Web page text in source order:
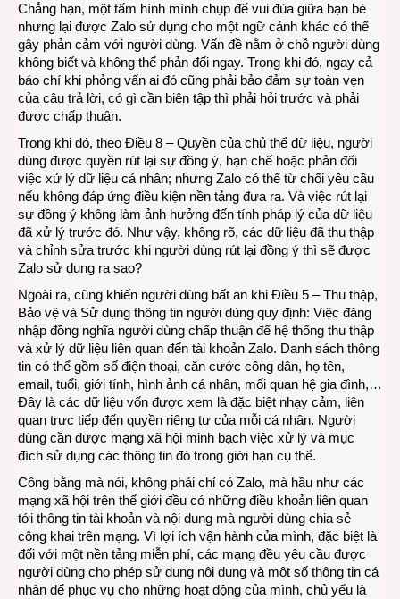
Chẳng hạn, một tấm hình mình chụp để vui đùa giữa bạn bè
nhưng lại được Zalo sử dụng cho một ngữ cảnh khác có thể
gây phản cảm với người dùng. Vấn đề nằm ở chỗ người dùng
không biết và không thể phản đối ngay. Trong khi đó, ngay cả
báo chí khi phỏng vấn ai đó cũng phải bảo đảm sự toàn vẹn
của câu trả lời, có gì cần biên tập thì phải hỏi trước và phải
được chấp thuận.
Trong khi đó, theo Điều 8 – Quyền của chủ thể dữ liệu, người
dùng được quyền rút lại sự đồng ý, hạn chế hoặc phản đối
việc xử lý dữ liệu cá nhân; nhưng Zalo có thể từ chối yêu cầu
nếu không đáp ứng điều kiện nền tảng đưa ra. Và việc rút lại
sự đồng ý không làm ảnh hưởng đến tính pháp lý của dữ liệu
đã xử lý trước đó. Như vậy, không rõ, các dữ liệu đã thu thập
và chỉnh sửa trước khi người dùng rút lại đồng ý thì sẽ được
Zalo sử dụng ra sao?
Ngoài ra, cũng khiến người dùng bất an khi Điều 5 – Thu thập,
Bảo vệ và Sử dụng thông tin người dùng quy định: Việc đăng
nhập đồng nghĩa người dùng chấp thuận để hệ thống thu thập
và xử lý dữ liệu liên quan đến tài khoản Zalo. Danh sách thông
tin có thể gồm số điện thoại, căn cước công dân, họ tên,
email, tuổi, giới tính, hình ảnh cá nhân, mối quan hệ gia đình,…
Đây là các dữ liệu vốn được xem là đặc biệt nhạy cảm, liên
quan trực tiếp đến quyền riêng tư của mỗi cá nhân. Người
dùng cần được mạng xã hội minh bạch việc xử lý và mục
đích sử dụng các thông tin đó trong giới hạn cụ thể.
Công bằng mà nói, không phải chỉ có Zalo, mà hầu như các
mạng xã hội trên thế giới đều có những điều khoản liên quan
tới thông tin tài khoản và nội dung mà người dùng chia sẻ
công khai trên mạng. Vì lợi ích vận hành của mình, đặc biệt là
đối với một nền tảng miễn phí, các mạng đều yêu cầu được
người dùng cho phép sử dụng nội dung và một số thông tin cá
nhân để phục vụ cho những hoạt động của mình, chủ yếu là